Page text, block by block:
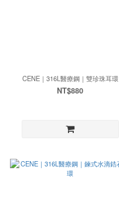
CENE｜316L醫療鋼｜雙珍珠耳環
NT$880